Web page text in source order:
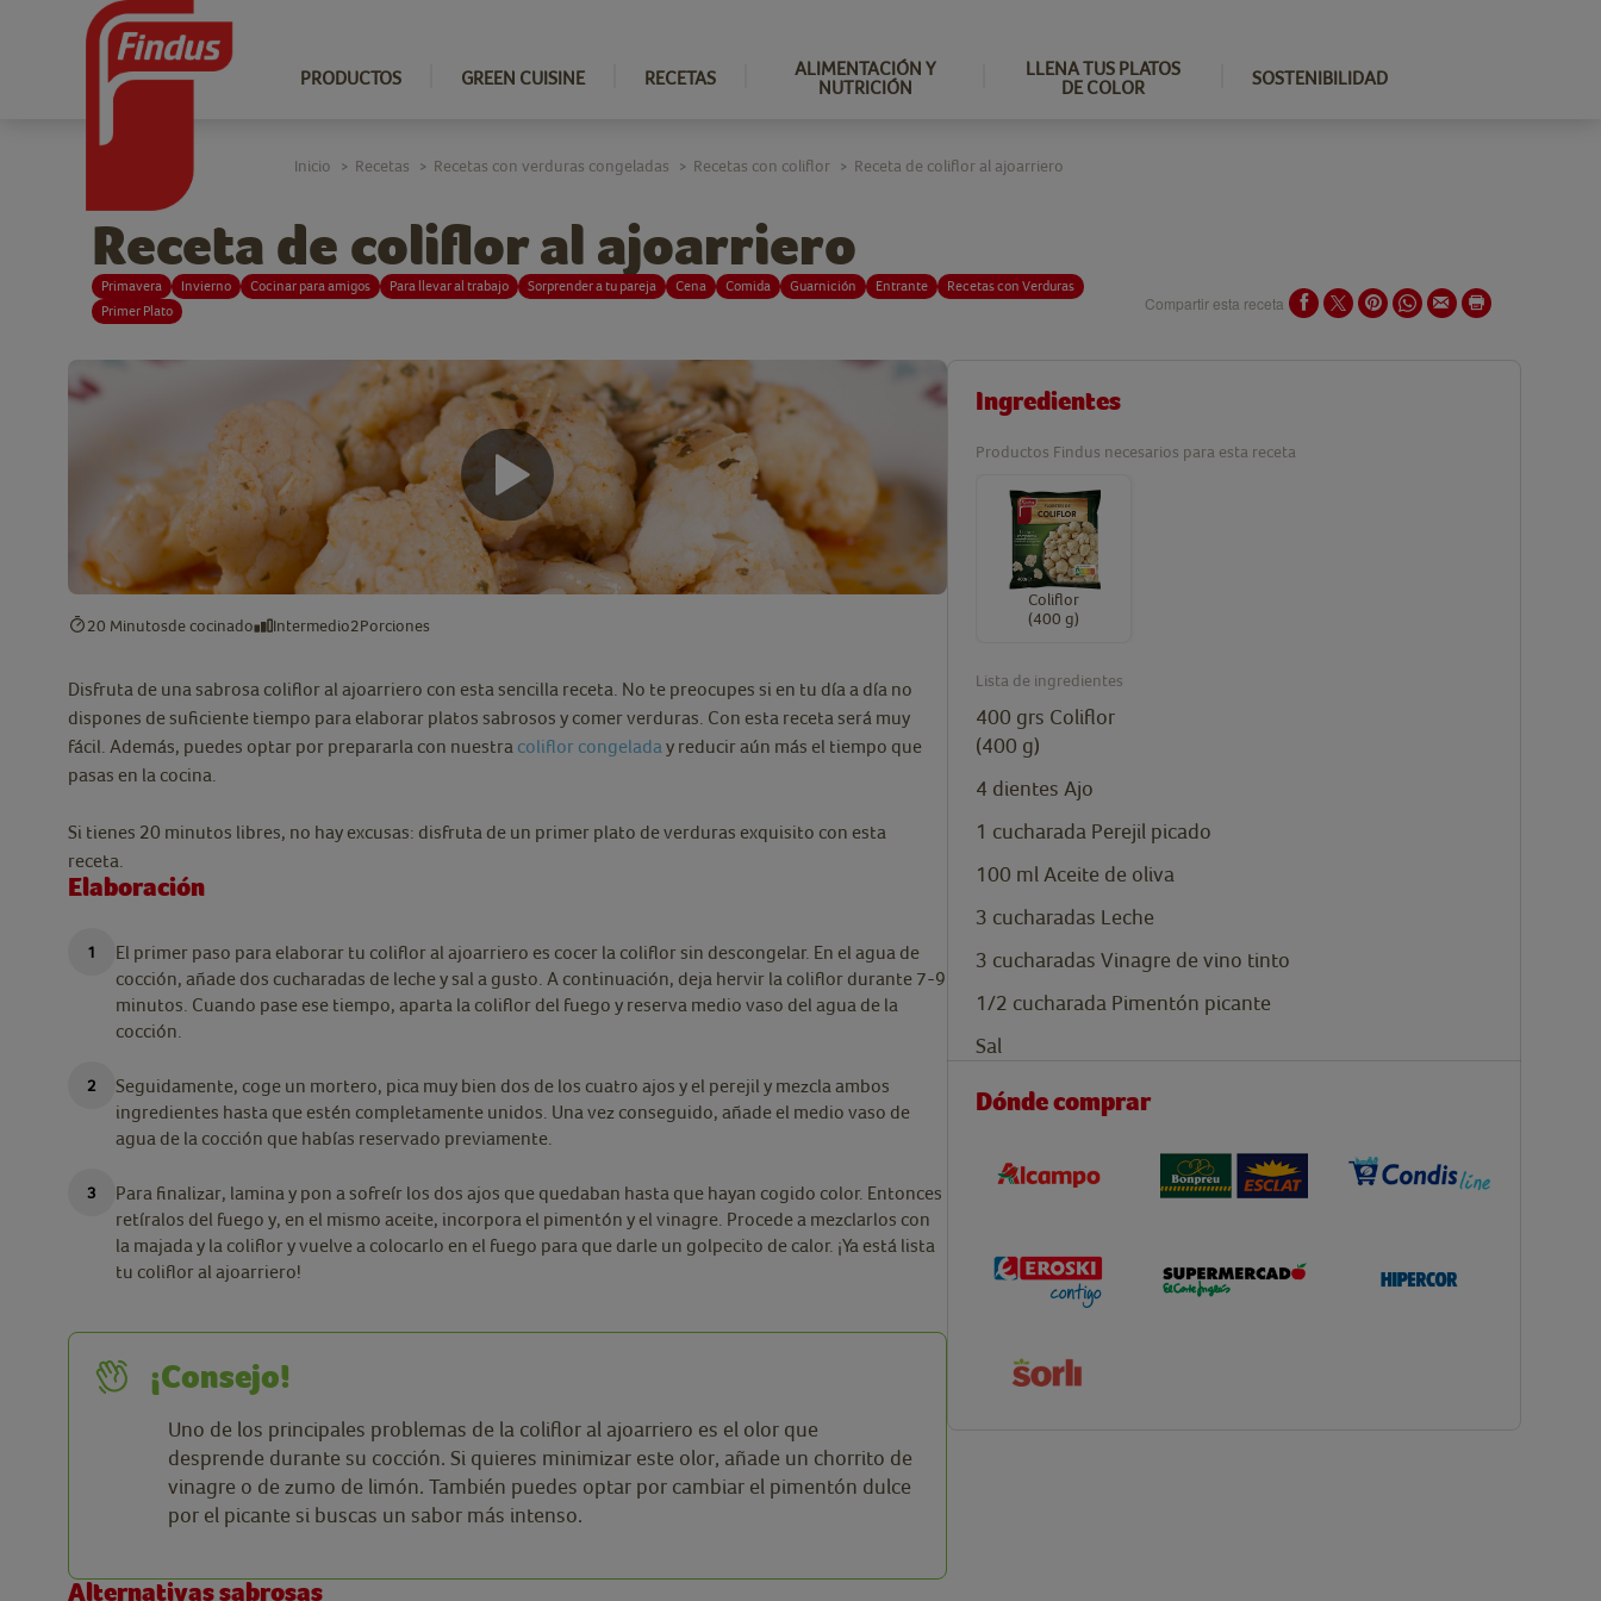
PRODUCTOS GREEN CUISINE RECETAS
ALIMENTACIÓN Y
NUTRICIÓN
LLENA TUS PLATOS
DE COLOR
SOSTENIBILIDAD
Receta de coliflor al ajoarriero
Primavera Invierno Cocinar para amigos Para llevar al trabajo Sorprender a tu pareja Cena Comida Guarnición Entrante
Recetas con Verduras
Primer Plato
Compartir esta receta
Inicio > Recetas > Recetas con verduras congeladas > Recetas con coliflor > Receta de coliflor al ajoarriero
20 Minutosde cocinado Intermedio2Porciones
Disfruta de una sabrosa coliflor al ajoarriero con esta sencilla receta. No te preocupes si en tu día a día no
dispones de suficiente tiempo para elaborar platos sabrosos y comer verduras. Con esta receta será muy
fácil. Además, puedes optar por prepararla con nuestra coliflor congelada y reducir aún más el tiempo que
pasas en la cocina.
Si tienes 20 minutos libres, no hay excusas: disfruta de un primer plato de verduras exquisito con esta
receta.
Elaboración
El primer paso para elaborar tu coliflor al ajoarriero es cocer la coliflor sin descongelar. En el agua de
cocción, añade dos cucharadas de leche y sal a gusto. A continuación, deja hervir la coliflor durante 7-9
minutos. Cuando pase ese tiempo, aparta la coliflor del fuego y reserva medio vaso del agua de la
cocción.
Seguidamente, coge un mortero, pica muy bien dos de los cuatro ajos y el perejil y mezcla ambos
ingredientes hasta que estén completamente unidos. Una vez conseguido, añade el medio vaso de
agua de la cocción que habías reservado previamente.
Para finalizar, lamina y pon a sofreír los dos ajos que quedaban hasta que hayan cogido color. Entonces
retíralos del fuego y, en el mismo aceite, incorpora el pimentón y el vinagre. Procede a mezclarlos con
la majada y la coliflor y vuelve a colocarlo en el fuego para que darle un golpecito de calor. ¡Ya está lista
tu coliflor al ajoarriero!
¡Consejo!
Uno de los principales problemas de la coliflor al ajoarriero es el olor que
desprende durante su cocción. Si quieres minimizar este olor, añade un chorrito de
vinagre o de zumo de limón. También puedes optar por cambiar el pimentón dulce
por el picante si buscas un sabor más intenso.
Ingredientes
Productos Findus necesarios para esta receta
Coliflor
(400 g)
Lista de ingredientes
400 grs Coliflor
(400 g)
4 dientes Ajo
1 cucharada Perejil picado
100 ml Aceite de oliva
3 cucharadas Leche
3 cucharadas Vinagre de vino tinto
1/2 cucharada Pimentón picante
Sal
Dónde comprar
Alternativas sabrosas